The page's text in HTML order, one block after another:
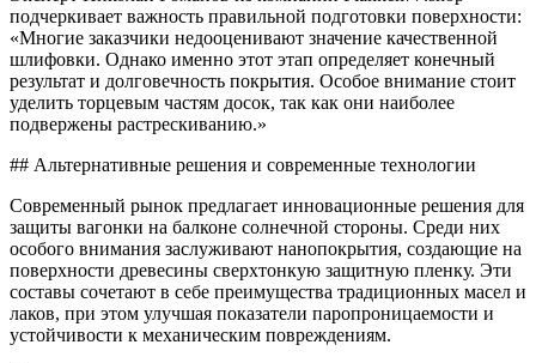
подчеркивает важность правильной подготовки поверхности:
«Многие заказчики недооценивают значение качественной
шлифовки. Однако именно этот этап определяет конечный
результат и долговечность покрытия. Особое внимание стоит
уделить торцевым частям досок, так как они наиболее
подвержены растрескиванию.»
## Альтернативные решения и современные технологии
Современный рынок предлагает инновационные решения для
защиты вагонки на балконе солнечной стороны. Среди них
особого внимания заслуживают нанопокрытия, создающие на
поверхности древесины сверхтонкую защитную пленку. Эти
составы сочетают в себе преимущества традиционных масел и
лаков, при этом улучшая показатели паропроницаемости и
устойчивости к механическим повреждениям.